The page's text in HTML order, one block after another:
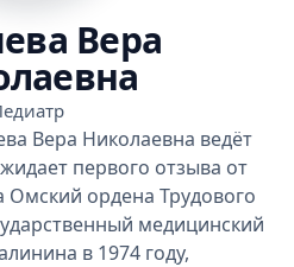
Вера
Вера Николаевна ведёт
первого отзыва от
ордена Трудового
медицинский
в 1974 году,